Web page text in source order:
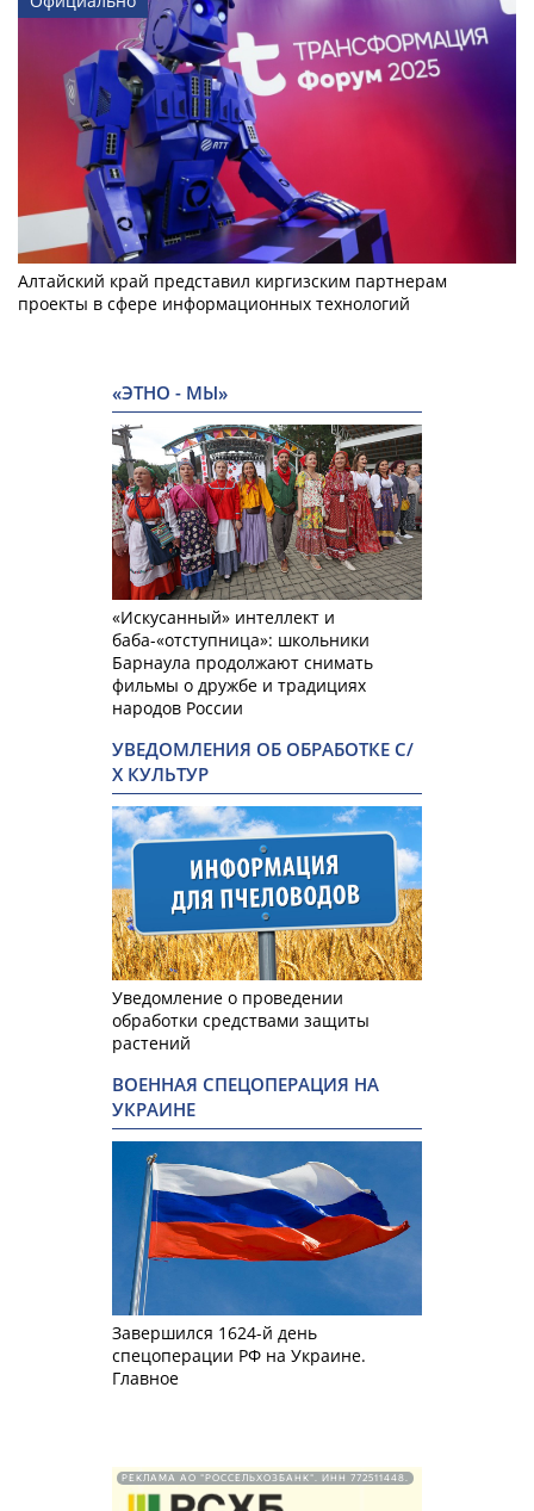
Алтайский край представил киргизским партнерам
проекты в сфере информационных технологий
«ЭТНО - МЫ»
«Искусанный» интеллект и
баба-«отступница»: школьники
Барнаула продолжают снимать
фильмы о дружбе и традициях
народов России
УВЕДОМЛЕНИЯ ОБ ОБРАБОТКЕ С/
Х КУЛЬТУР
Уведомление о проведении
обработки средствами защиты
растений
ВОЕННАЯ СПЕЦОПЕРАЦИЯ НА
УКРАИНЕ
Завершился 1624-й день
спецоперации РФ на Украине.
Главное
РЕКЛАМА АО "РОССЕЛЬХОЗБАНК". ИНН 772511448.